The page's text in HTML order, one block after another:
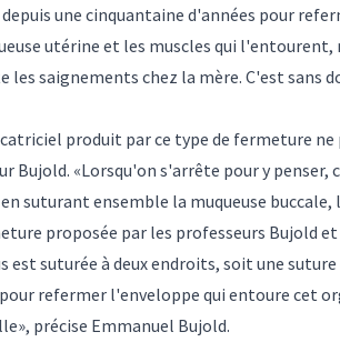
une cinquantaine d'années pour
utérine et les muscles qui
les saignements chez la mère. C'est
produit par ce type de fermeture
Bujold. «Lorsqu'on s'arrête pour y penser,
suturant ensemble la muqueuse
proposée par les professeurs Bujold
est suturée à deux endroits, soit une
refermer l'enveloppe qui entoure cet
précise Emmanuel Bujold.